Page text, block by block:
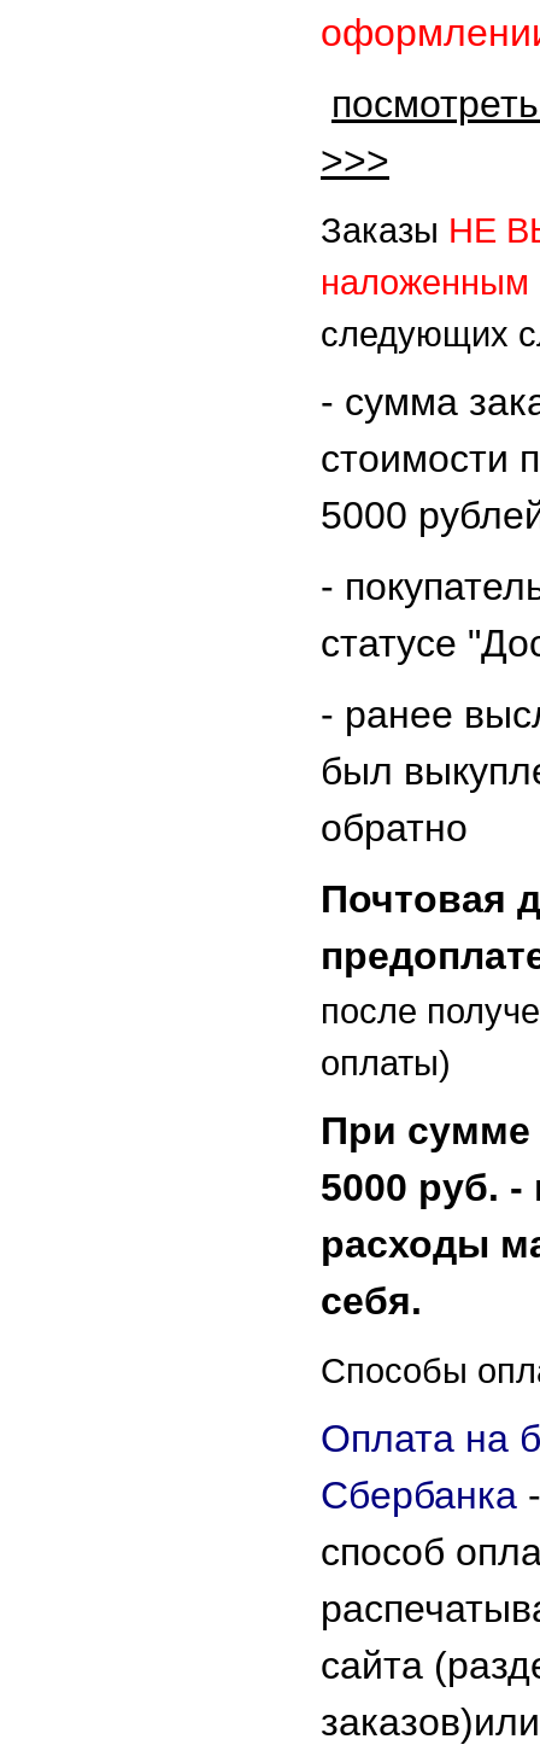
>>>
Заказы НЕ
наложенным
следующих
- сумма
стоимости
5000
-
статусе
- ранее
был
обратно
Почтовая
после
оплаты)
При сумме
5000 руб.
расходы
себя.
Способы
Оплата на
Сбербанка
способ
сайта